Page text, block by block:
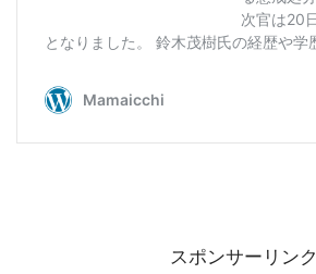
スポンサーリンク